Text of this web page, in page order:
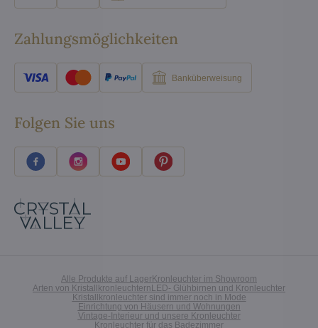
Zahlungsmöglichkeiten
Banküberweisung
Folgen Sie uns
Alle Produkte auf LagerKronleuchter im Showroom
Arten von Kristallkronleuchtern LED- Glühbirnen und Kronleuchter
Kristallkronleuchter sind immer noch in Mode
Einrichtung von Häusern und Wohnungen
Vintage-Interieur und unsere Kronleuchter
Kronleuchter für das Badezimmer